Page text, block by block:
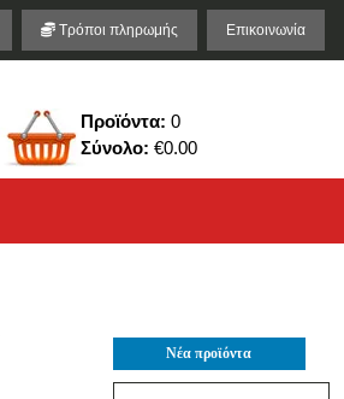
Τρόποι πληρωμής Επικοινωνία
Προϊόντα: 0
Σύνολο: €0.00
Νέα προϊόντα